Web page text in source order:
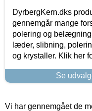
DyrbergKern.dks
gennemgår mange
polering og
læder, slibning,
og krystaller. Klik her
Se
Vi har gennemgået de